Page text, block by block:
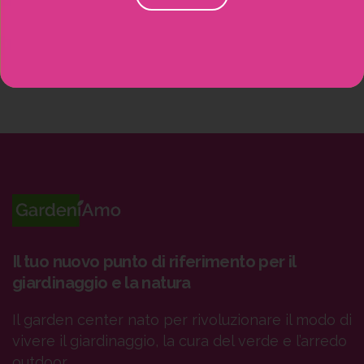
Il tuo nuovo punto di riferimento per il
giardinaggio e la natura
Il garden center nato per rivoluzionare il modo di
vivere il giardinaggio, la cura del verde e l’arredo